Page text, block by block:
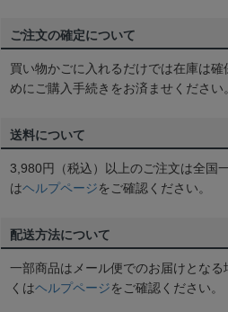
ご注文の確定について
買い物かごに入れるだけでは在庫は
めにご購入手続きをお済ませください。
送料について
3,980円（税込）以上のご注文は全国
はヘルプページをご確認ください。
配送方法について
一部商品はメール便でのお届けとなる
くはヘルプページをご確認ください。